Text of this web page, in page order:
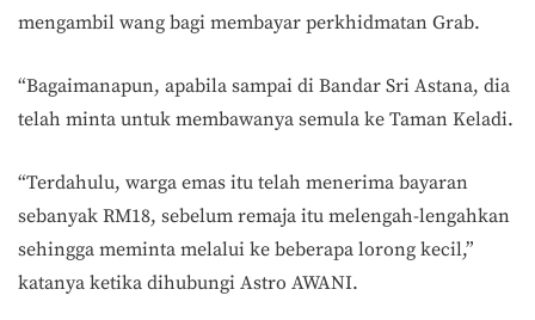
mengambil wang bagi membayar perkhidmatan Grab.
“Bagaimanapun, apabila sampai di Bandar Sri Astana, dia
telah minta untuk membawanya semula ke Taman Keladi.
“Terdahulu, warga emas itu telah menerima bayaran
sebanyak RM18, sebelum remaja itu melengah-lengahkan
sehingga meminta melalui ke beberapa lorong kecil,”
katanya ketika dihubungi Astro AWANI.